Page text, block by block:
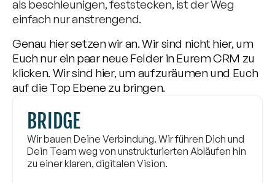
als beschleunigen, feststecken, ist der Weg
einfach nur anstrengend.
Genau hier setzen wir an. Wir sind nicht hier, um
Euch nur ein paar neue Felder in Eurem CRM zu
klicken. Wir sind hier, um aufzuräumen und Euch
auf die Top Ebene zu bringen.
BRIDGE
Wir bauen Deine Verbindung. Wir führen Dich und
Dein Team weg von unstrukturierten Abläufen hin
zu einer klaren, digitalen Vision.